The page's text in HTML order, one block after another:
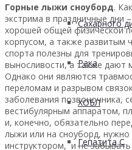
Сахарного
Рака
ХОБЛ
Гепатита С
Горные лыжи сноуборд.
экстрима в праздничные дни
хорошей общей физической
корпусом, а также развитым
спорта полезны для
выносливости, а также дают
Однако они являются
переломам и разрывом
заболевания позвоночника,
вестибулярным аппаратом,
и, конечно, обязательно
лыжи или на сноуборд, нужно
инструктором, и не